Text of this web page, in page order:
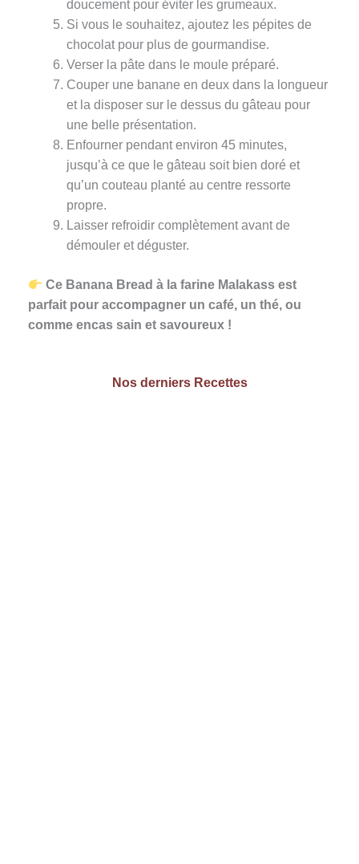
doucement pour éviter les grumeaux.
Si vous le souhaitez, ajoutez les pépites de
chocolat pour plus de gourmandise.
Verser la pâte dans le moule préparé.
Couper une banane en deux dans la longueur
et la disposer sur le dessus du gâteau pour
une belle présentation.
Enfourner pendant environ 45 minutes,
jusqu’à ce que le gâteau soit bien doré et
qu’un couteau planté au centre ressorte
propre.
Laisser refroidir complètement avant de
démouler et déguster.
Ce Banana Bread à la farine Malakass est
parfait pour accompagner un café, un thé, ou
comme encas sain et savoureux !
Nos derniers Recettes